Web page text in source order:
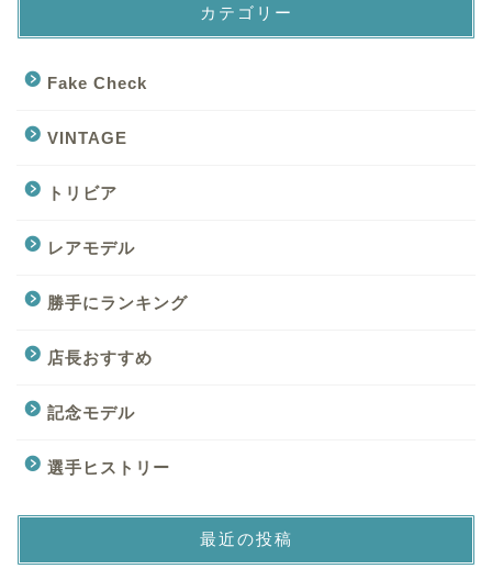
カテゴリー
Fake Check
VINTAGE
トリビア
レアモデル
勝手にランキング
店長おすすめ
記念モデル
選手ヒストリー
最近の投稿